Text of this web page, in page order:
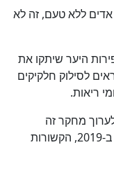
ללא טעם, זה לא
היער שיתקו את
לסילוק חלקיקים
ריאות.
מחקר זה
מדיווחים על בני נוער שפיתחו בעיות ריאה ב-2019, הקשורות